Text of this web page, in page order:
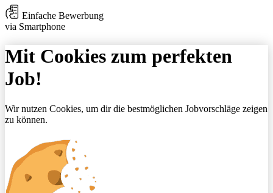
Einfache Bewerbung
via Smartphone
Mit Cookies zum perfekten
Job!
Wir nutzen Cookies, um dir die bestmöglichen Jobvorschläge zeigen
zu können.